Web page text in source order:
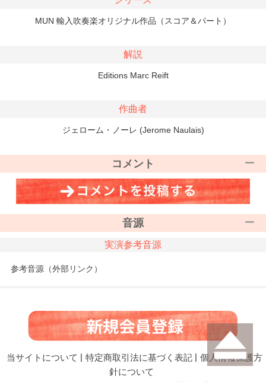
MUN 輸入吹奏楽オリジナル作品（スコア＆パート）
解説
Editions Marc Reift
作曲者
ジェローム・ノーレ (Jerome Naulais)
コメント
音源
実演参考音源
参考音源（外部リンク）
当サイトについて | 特定商取引法に基づく表記 | 個人情報保護方
針について